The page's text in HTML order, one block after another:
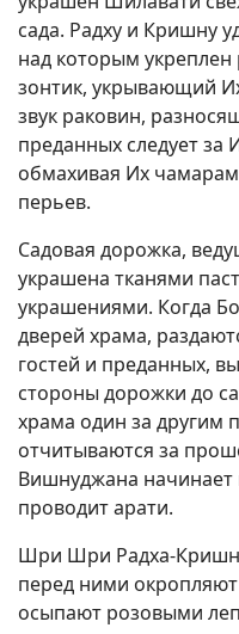
сада. Радху и Кришну
над которым
зонтик, укрывающий
звук раковин,
преданных следует за
обмахивая Их
перьев.
Садовая дорожка,
украшена тканями
украшениями. Когда
дверей храма,
гостей и преданных,
стороны дорожки до
храма один за другим
отчитываются за
Вишнуджана
проводит арати.
Шри Шри Радха-
перед ними
осыпают розовыми